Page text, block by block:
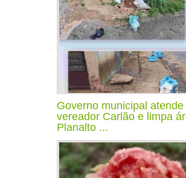
Governo municipal atende
vereador Carlão e limpa
Planalto ...